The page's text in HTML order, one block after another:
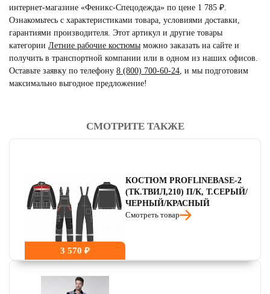
интернет-магазине «Феникс-Спецодежда» по цене 1 785 ₽.
Ознакомьтесь с характеристиками товара, условиями доставки,
гарантиями производителя. Этот артикул и другие товары
категории Летние рабочие костюмы можно заказать на сайте и
получить в транспортной компании или в одном из наших офисов.
Оставьте заявку по телефону 8 (800) 700-60-24 и мы подготовим
максимально выгодное предложение!
СМОТРИТЕ ТАКЖЕ
3 570 ₽
КОСТЮМ PROFLINEBASE-2
(ТК.ТВИЛ,210) П/К, Т.СЕРЫЙ/
ЧЕРНЫЙ/КРАСНЫЙ
Смотреть товар